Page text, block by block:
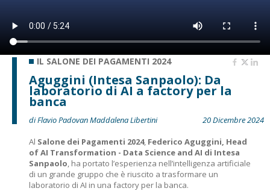
IL SALONE DEI PAGAMENTI 2024
Aguggini (Intesa Sanpaolo): Da
laboratorio di AI a factory per la
banca
di Flavio Padovan Maddalena Libertini
20 Dicembre 2024
Al Salone dei Pagamenti 2024, Federico Aguggini, Head
of AI Transformation - Data Science and AI di Intesa
Sanpaolo, ha portato l’esperienza nell’intelligenza artificiale
di un grande gruppo che è riuscito a trasformare un
laboratorio di AI in una factory per la banca.